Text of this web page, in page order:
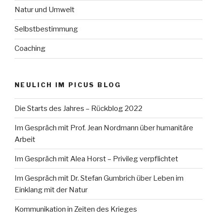
Natur und Umwelt
Selbstbestimmung
Coaching
NEULICH IM PICUS BLOG
Die Starts des Jahres – Rückblog 2022
Im Gespräch mit Prof. Jean Nordmann über humanitäre
Arbeit
Im Gespräch mit Alea Horst – Privileg verpflichtet
Im Gespräch mit Dr. Stefan Gumbrich über Leben im
Einklang mit der Natur
Kommunikation in Zeiten des Krieges